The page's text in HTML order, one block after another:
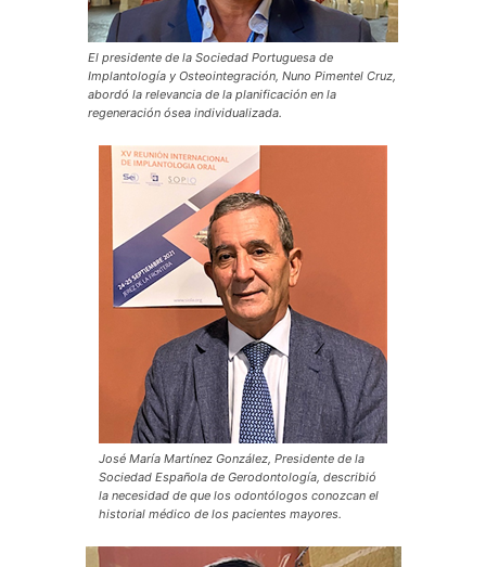
El presidente de la Sociedad Portuguesa de
Implantología y Osteointegración, Nuno Pimentel Cruz,
abordó la relevancia de la planificación en la
regeneración ósea individualizada.
José María Martínez González, Presidente de la
Sociedad Española de Gerodontología, describió
la necesidad de que los odontólogos conozcan el
historial médico de los pacientes mayores.